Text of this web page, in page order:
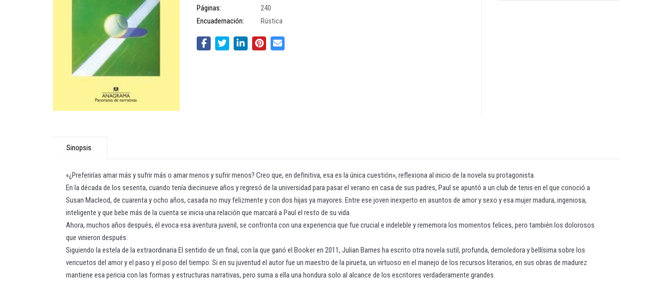
Páginas:
240
Encuadernación:
Rústica
Sinopsis
«¿Preferirías amar más y sufrir más o amar menos y sufrir menos? Creo que, en definitiva, esa es la única cuestión», reflexiona al inicio de la novela su protagonista.
En la década de los sesenta, cuando tenía diecinueve años y regresó de la universidad para pasar el verano en casa de sus padres, Paul se apuntó a un club de tenis en el que conoció a
Susan Macleod, de cuarenta y ocho años, casada no muy felizmente y con dos hijas ya mayores. Entre ese joven inexperto en asuntos de amor y sexo y esa mujer madura, ingeniosa,
inteligente y que bebe más de la cuenta se inicia una relación que marcará a Paul el resto de su vida.
Ahora, muchos años después, él evoca esa aventura juvenil, se confronta con una experiencia que fue crucial e indeleble y rememora los momentos felices, pero también los dolorosos
que vinieron después.
Siguiendo la estela de la extraordinaria El sentido de un final, con la que ganó el Booker en 2011, Julian Barnes ha escrito otra novela sutil, profunda, demoledora y bellísima sobre los
vericuetos del amor y el paso y el poso del tiempo. Si en su juventud el autor fue un maestro de la pirueta, un virtuoso en el manejo de los recursos literarios, en sus obras de madurez
mantiene esa pericia con las formas y estructuras narrativas, pero suma a ella una hondura solo al alcance de los escritores verdaderamente grandes.